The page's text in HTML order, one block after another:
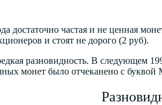
достаточно частая и не ценная
и стоят не дорого (2 руб).
разновидность. В следующем
монет было отчеканено с